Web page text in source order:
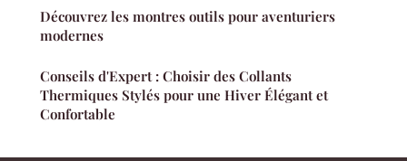
Découvrez les montres outils pour aventuriers
modernes
Conseils d'Expert : Choisir des Collants
Thermiques Stylés pour une Hiver Élégant et
Confortable